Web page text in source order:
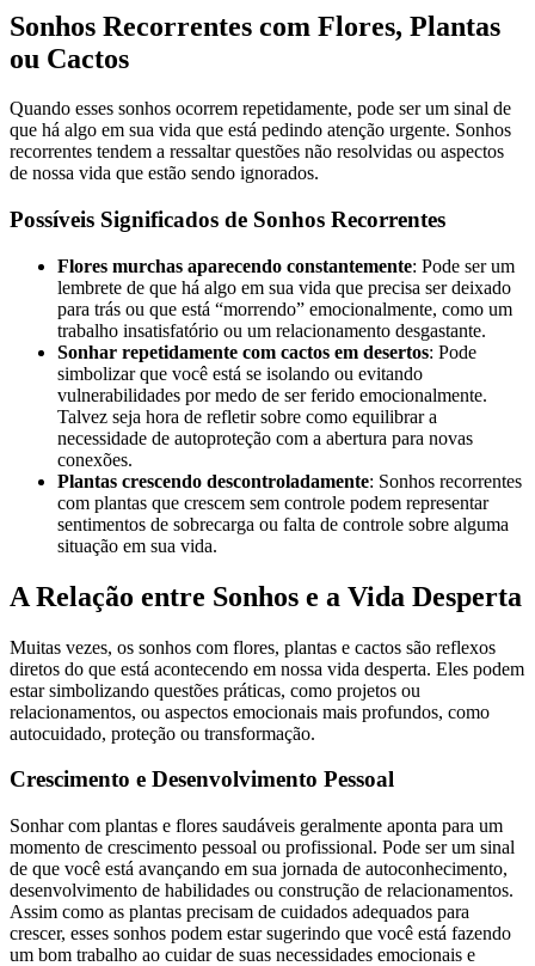
Sonhos Recorrentes com Flores, Plantas
ou Cactos
Quando esses sonhos ocorrem repetidamente, pode ser um sinal de
que há algo em sua vida que está pedindo atenção urgente. Sonhos
recorrentes tendem a ressaltar questões não resolvidas ou aspectos
de nossa vida que estão sendo ignorados.
Possíveis Significados de Sonhos Recorrentes
Flores murchas aparecendo constantemente: Pode ser um
lembrete de que há algo em sua vida que precisa ser deixado
para trás ou que está “morrendo” emocionalmente, como um
trabalho insatisfatório ou um relacionamento desgastante.
Sonhar repetidamente com cactos em desertos: Pode
simbolizar que você está se isolando ou evitando
vulnerabilidades por medo de ser ferido emocionalmente.
Talvez seja hora de refletir sobre como equilibrar a
necessidade de autoproteção com a abertura para novas
conexões.
Plantas crescendo descontroladamente: Sonhos recorrentes
com plantas que crescem sem controle podem representar
sentimentos de sobrecarga ou falta de controle sobre alguma
situação em sua vida.
A Relação entre Sonhos e a Vida Desperta
Muitas vezes, os sonhos com flores, plantas e cactos são reflexos
diretos do que está acontecendo em nossa vida desperta. Eles podem
estar simbolizando questões práticas, como projetos ou
relacionamentos, ou aspectos emocionais mais profundos, como
autocuidado, proteção ou transformação.
Crescimento e Desenvolvimento Pessoal
Sonhar com plantas e flores saudáveis geralmente aponta para um
momento de crescimento pessoal ou profissional. Pode ser um sinal
de que você está avançando em sua jornada de autoconhecimento,
desenvolvimento de habilidades ou construção de relacionamentos.
Assim como as plantas precisam de cuidados adequados para
crescer, esses sonhos podem estar sugerindo que você está fazendo
um bom trabalho ao cuidar de suas necessidades emocionais e